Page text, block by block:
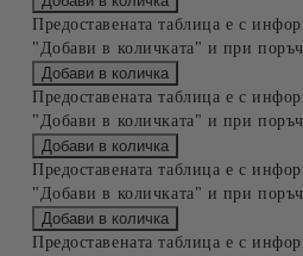
Предоставената таблица е с
"Добави в количката" и при
Предоставената таблица е с
"Добави в количката" и при
Предоставената таблица е с
"Добави в количката" и при
Предоставената таблица е с